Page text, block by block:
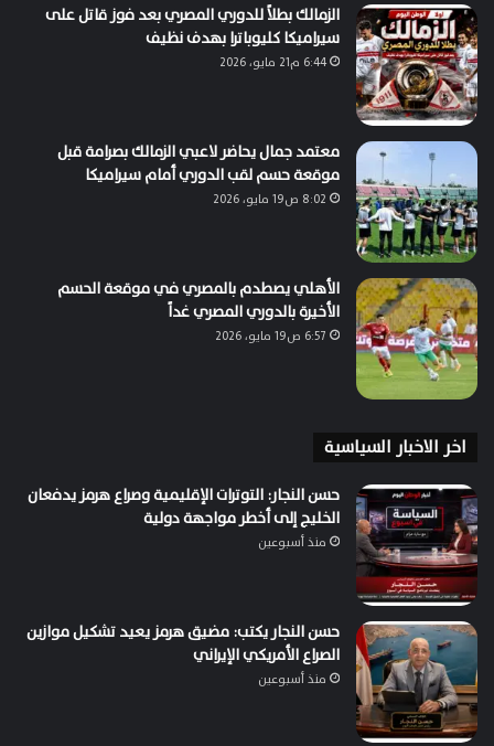
الزمالك بطلاً للدوري المصري بعد فوز قاتل على
سيراميكا كليوباترا بهدف نظيف
6:44 م21 مايو، 2026
معتمد جمال يحاضر لاعبي الزمالك بصرامة قبل
موقعة حسم لقب الدوري أمام سيراميكا
8:02 ص19 مايو، 2026
الأهلي يصطدم بالمصري في موقعة الحسم
الأخيرة بالدوري المصري غداً
6:57 ص19 مايو، 2026
اخر الاخبار السياسية
حسن النجار: التوترات الإقليمية وصراع هرمز يدفعان
الخليج إلى أخطر مواجهة دولية
منذ أسبوعين
حسن النجار يكتب: مضيق هرمز يعيد تشكيل موازين
الصراع الأمريكي الإيراني
منذ أسبوعين